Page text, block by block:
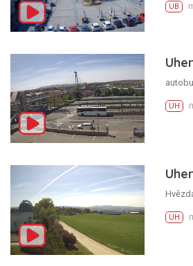
UB
UH
UH